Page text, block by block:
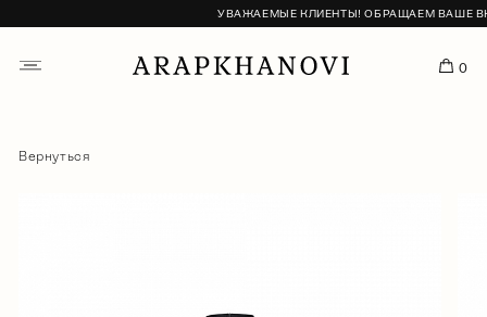
УВАЖАЕМЫЕ КЛИЕНТЫ! ОБРАЩАЕМ ВАШЕ
0
Вернуться